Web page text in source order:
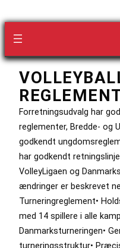
Forretningsudvalg har
reglementer, Bredde- og
godkendt
har godkendt
VolleyLigaen og
ændringer er beskrevet
Turneringreglement•
med 14 spillere i alle
Danmarksturneringen•
turneringsstruktur•